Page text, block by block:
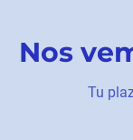
Nos
Tu